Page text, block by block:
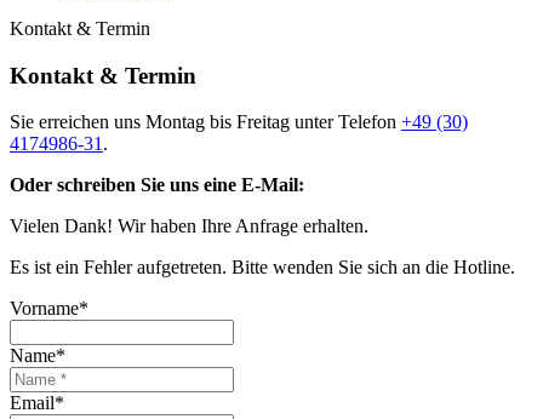
Kontakt & Termin
Kontakt & Termin
Sie erreichen uns Montag bis Freitag unter Telefon +49 (30)
4174986-31.
Oder schreiben Sie uns eine E-Mail:
Vielen Dank! Wir haben Ihre Anfrage erhalten.
Es ist ein Fehler aufgetreten. Bitte wenden Sie sich an die Hotline.
Vorname*
Name*
Email*